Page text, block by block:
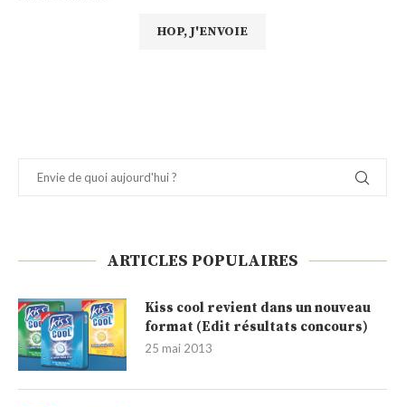
ARTICLES POPULAIRES
Kiss cool revient dans un nouveau
format (Edit résultats concours)
25 mai 2013